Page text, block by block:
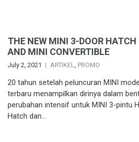
THE NEW MINI 3-DOOR
AND MINI CONVERTIBLE
July 2, 2021 ARTIKEL, PROMO
20 tahun setelah peluncuran MINI
terbaru menampilkan dirinya dalam
perubahan intensif untuk MINI 3-pintu
Hatch dan…